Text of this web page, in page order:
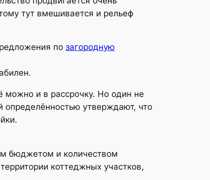
тут вмешивается и рельеф
по загородную
можно и в рассрочку. Но один не
определённостью утверждают, что
бюджетом и количеством
коттеджных участков,